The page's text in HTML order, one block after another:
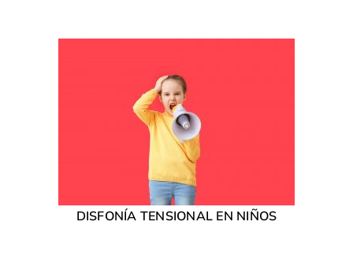
DISFONÍA TENSIONAL EN NIÑOS